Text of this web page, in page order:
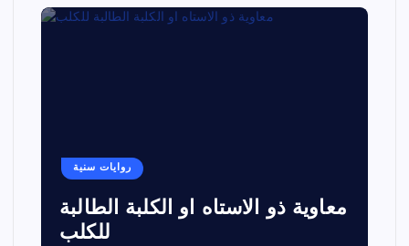
روايات سنية
معاوية ذو الاستاه او الكلبة الطالبة
للكلب